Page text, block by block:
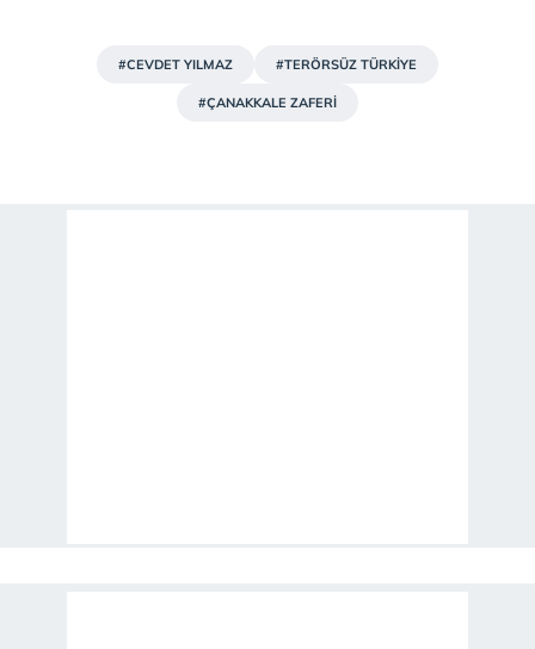
#CEVDET YILMAZ #TERÖRSÜZ TÜRKİYE
#ÇANAKKALE ZAFERİ